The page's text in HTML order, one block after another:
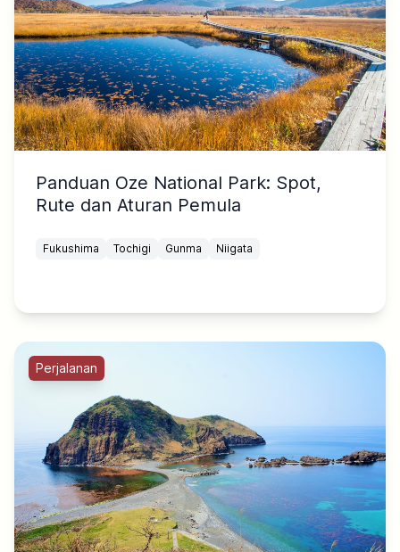
Panduan Oze National Park: Spot,
Rute dan Aturan Pemula
Fukushima Tochigi Gunma Niigata
Perjalanan